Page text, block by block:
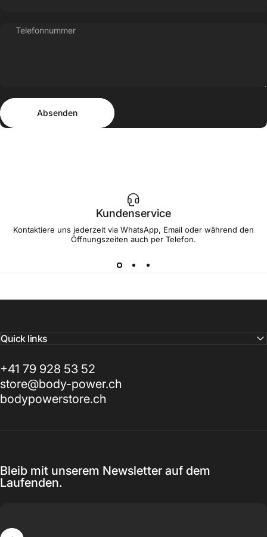
Telefonnummer
Absenden
Absenden
Kundenservice
Kontaktiere uns jederzeit via WhatsApp, Email oder während den
Öffnungszeiten auch per Telefon.
Quick links
+41 79 928 53 52
store@body-power.ch
bodypowerstore.ch
Bleib mit unserem Newsletter auf dem
Laufenden.